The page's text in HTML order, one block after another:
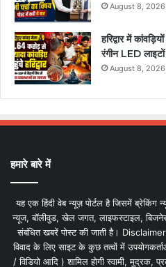
August 8, 2026
हरिद्वार में
रंगीन LED
August 8, 2026
हमारे बारे में
यह एक हिंदी वेब न्यूज़ पोर्टल है जिसमें ब्रेकिंग
न्यूज, बॉलीवुड, खेल जगत, लाइफस्टाइल,
संबंधित खबरें पोस्ट की जाती है।
विवाद के लिए साइट के कुछ तत्वों में
/ विडियो आदि ) शामिल होगी स्वामी,